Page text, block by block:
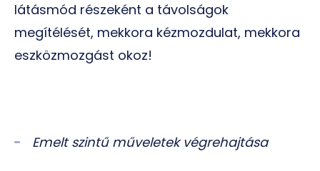
látásmód részeként a távolságok
megítélését, mekkora kézmozdulat, mekkora
eszközmozgást okoz!
Emelt szintű műveletek végrehajtása